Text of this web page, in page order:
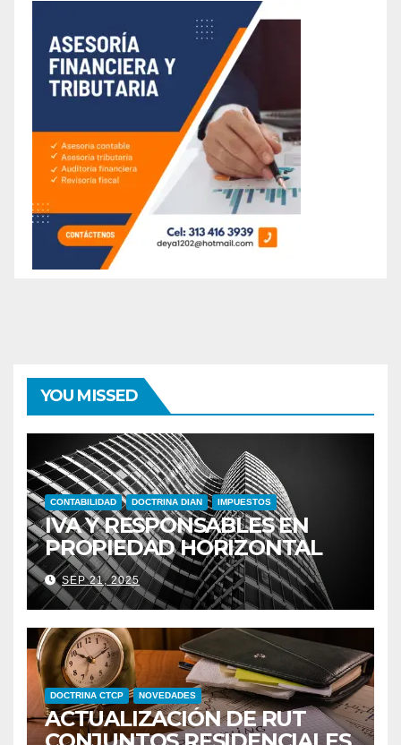
YOU MISSED
CONTABILIDAD DOCTRINA DIAN IMPUESTOS
IVA Y RESPONSABLES EN
PROPIEDAD HORIZONTAL
SEP 21, 2025
DOCTRINA CTCP NOVEDADES
ACTUALIZACIÓN DE RUT